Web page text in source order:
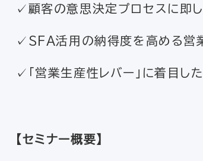
✓顧客の意思決定プロセスに即
✓SFA活用の納得度を高める営
✓「営業生産性レバー」に着目し
【セミナー概要】